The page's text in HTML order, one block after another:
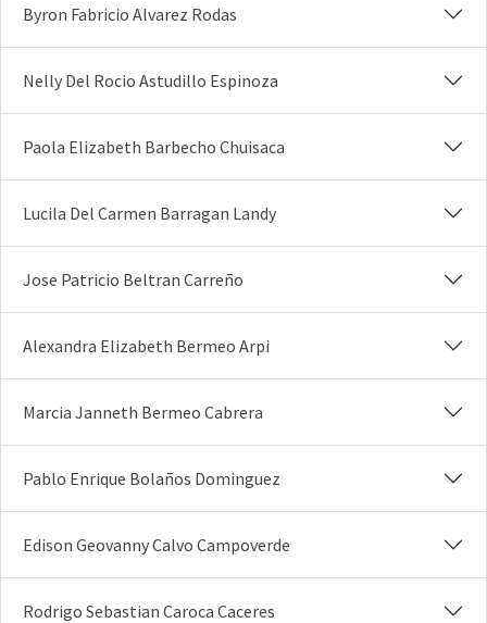
Byron Fabricio Alvarez Rodas
Nelly Del Rocio Astudillo Espinoza
Paola Elizabeth Barbecho Chuisaca
Lucila Del Carmen Barragan Landy
Jose Patricio Beltran Carreño
Alexandra Elizabeth Bermeo Arpi
Marcia Janneth Bermeo Cabrera
Pablo Enrique Bolaños Dominguez
Edison Geovanny Calvo Campoverde
Rodrigo Sebastian Caroca Caceres